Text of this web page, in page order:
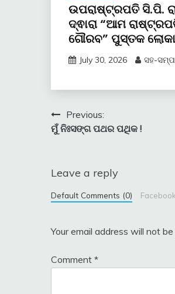
ଉପରାଷ୍ଟ୍ରପତି ସି.ପି.
ଦ୍ଵାରା “ଆମ
ଗୌରବ” ପୁସ୍ତକ
July 30, 2026 ସହ-
Post
navigation
Previous:
ମୁଁ ନିଃସଙ୍ଗ ପଥର ପଥିକ !
Leave a reply
Default Comments (0)
Your email address will not be
Comment *